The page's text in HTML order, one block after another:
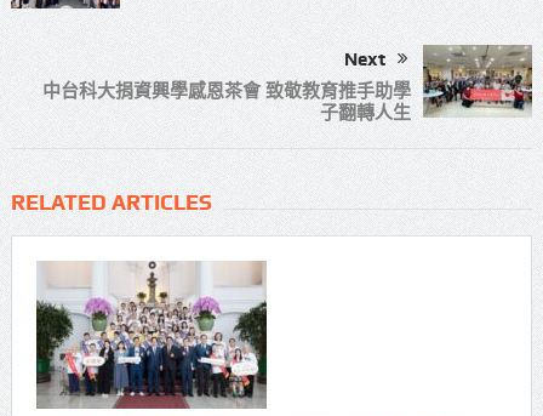
Next
中台科大捐資興學感恩茶會 致敬教育推手助學
子翻轉人生
RELATED ARTICLES